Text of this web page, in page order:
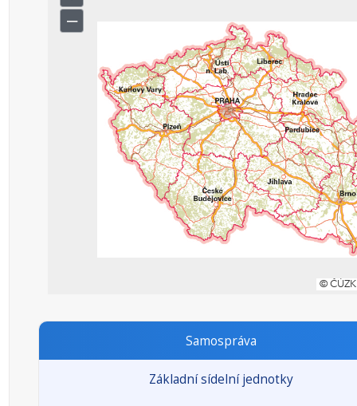
Samospráva
Základní sídelní jednotky